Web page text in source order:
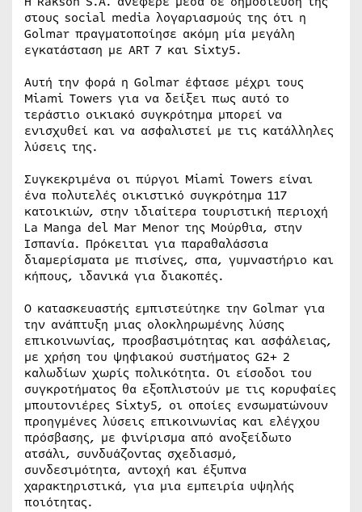
στους social media λογαριασμούς της ότι η
Golmar πραγματοποίησε ακόμη μία μεγάλη
εγκατάσταση με ART 7 και Sixty5.
Αυτή την φορά η Golmar έφτασε μέχρι τους
Miami Towers για να δείξει πως αυτό το
τεράστιο οικιακό συγκρότημα μπορεί να
ενισχυθεί και να ασφαλιστεί με τις κατάλληλες
λύσεις της.
Συγκεκριμένα οι πύργοι Miami Towers είναι
ένα πολυτελές οικιστικό συγκρότημα 117
κατοικιών, στην ιδιαίτερα τουριστική περιοχή
La Manga del Mar Menor της Μούρθια, στην
Ισπανία. Πρόκειται για παραθαλάσσια
διαμερίσματα με πισίνες, σπα, γυμναστήριο και
κήπους, ιδανικά για διακοπές.
Ο κατασκευαστής εμπιστεύτηκε την Golmar για
την ανάπτυξη μιας ολοκληρωμένης λύσης
επικοινωνίας, προσβασιμότητας και ασφάλειας,
με χρήση του ψηφιακού συστήματος G2+ 2
καλωδίων χωρίς πολικότητα. Οι είσοδοι του
συγκροτήματος θα εξοπλιστούν με τις κορυφαίες
μπουτονιέρες Sixty5, οι οποίες ενσωματώνουν
προηγμένες λύσεις επικοινωνίας και ελέγχου
πρόσβασης, με φινίρισμα από ανοξείδωτο
ατσάλι, συνδυάζοντας σχεδιασμό,
συνδεσιμότητα, αντοχή και έξυπνα
χαρακτηριστικά, για μια εμπειρία υψηλής
ποιότητας.